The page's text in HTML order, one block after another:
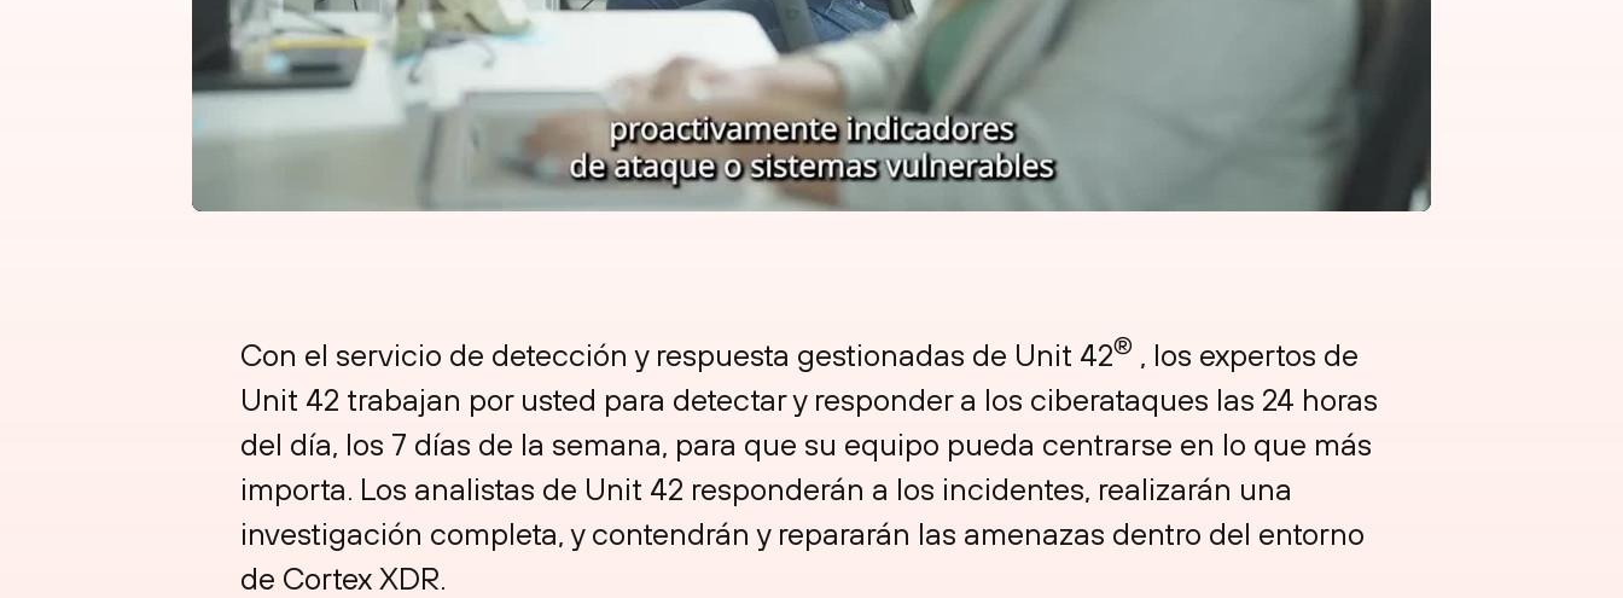
Con el servicio de detección y respuesta gestionadas de Unit 42® , los expertos de
Unit 42 trabajan por usted para detectar y responder a los ciberataques las 24 horas
del día, los 7 días de la semana, para que su equipo pueda centrarse en lo que más
importa. Los analistas de Unit 42 responderán a los incidentes, realizarán una
investigación completa, y contendrán y repararán las amenazas dentro del entorno
de Cortex XDR.